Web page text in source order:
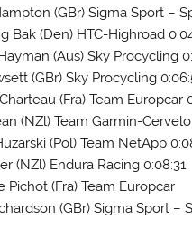
(GBr) Sigma Sport –
Bak (Den) HTC-Highroad
(Aus) Sky Procycling
(GBr) Sky Procycling
(Fra) Team Europcar
(NZl) Team Garmin-
(Pol) Team NetApp
(NZl) Endura Racing 0:08:31
Pichot (Fra) Team Europcar
(GBr) Sigma Sport –